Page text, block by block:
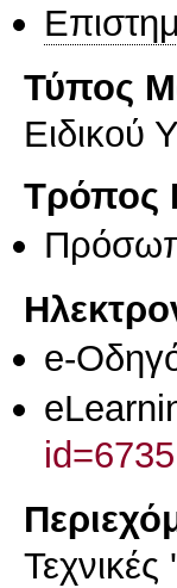
Τύπος
Τρόπος
e-
id=6735